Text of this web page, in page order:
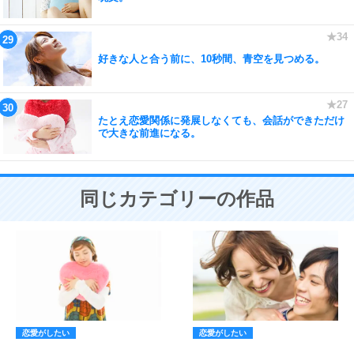
好きな人と合う前に、10秒間、青空を見つめる。
たとえ恋愛関係に発展しなくても、会話ができただけ
で大きな前進になる。
同じカテゴリーの作品
恋愛がしたい 恋愛がしたい